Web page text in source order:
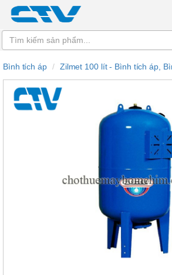
Bình tích áp Zilmet 100 lít - Bình tích áp,